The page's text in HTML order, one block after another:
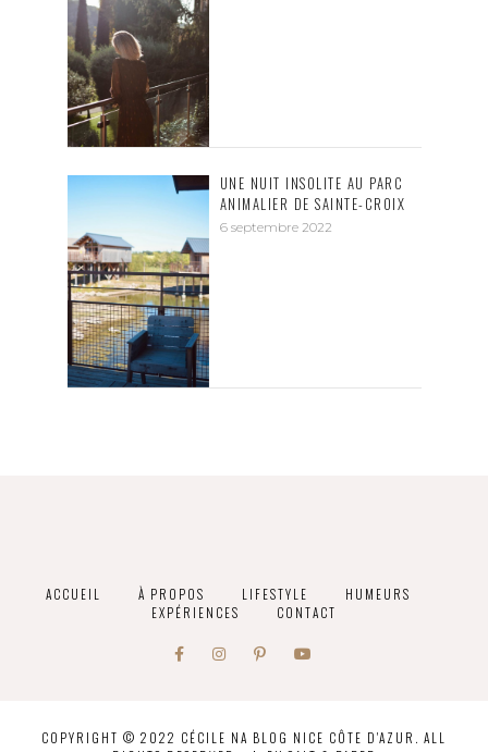
UNE NUIT INSOLITE AU PARC
ANIMALIER DE SAINTE-CROIX
6 septembre 2022
ACCUEIL À PROPOS LIFESTYLE
HUMEURS
EXPÉRIENCES
CONTACT
COPYRIGHT © 2022 CÉCILE NA BLOG NICE CÔTE D'AZUR. ALL